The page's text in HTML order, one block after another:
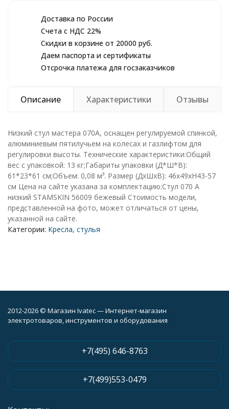
Доставка по России
Счета с НДС 22%
Скидки в корзине от 20000 руб.
Даем паспорта и сертификаты
Отсрочка платежа для госзаказчиков
Описание Характеристики Отзывы
Низкий стул мастера 070A, оснащен регулируемой спинкой,
алюминиевым пятилучьем на колесах и газлифтом для
регулировки высоты. Технические характеристики:Общий
вес с упаковкой: 13 кг;Габариты упаковки (Д*Ш*В):
61*23*61 см;Объем: 0,08 м³. Размер (ДхШхВ): 46х49хН43-57
см Цена на сайте указана за комплектацию:Стул 070 A
низкий STAMSKIN 56009 бежевый Стоимость модели,
представленной на фото, может отличаться от цены,
указанной на сайте.
Категории: Кресла, стулья
2012-2026 © Магазин Ivatec — Интернет-магазин
электротоваров, инструментов и оборудования
+7(495) 646-8763
+7(499)553-0479